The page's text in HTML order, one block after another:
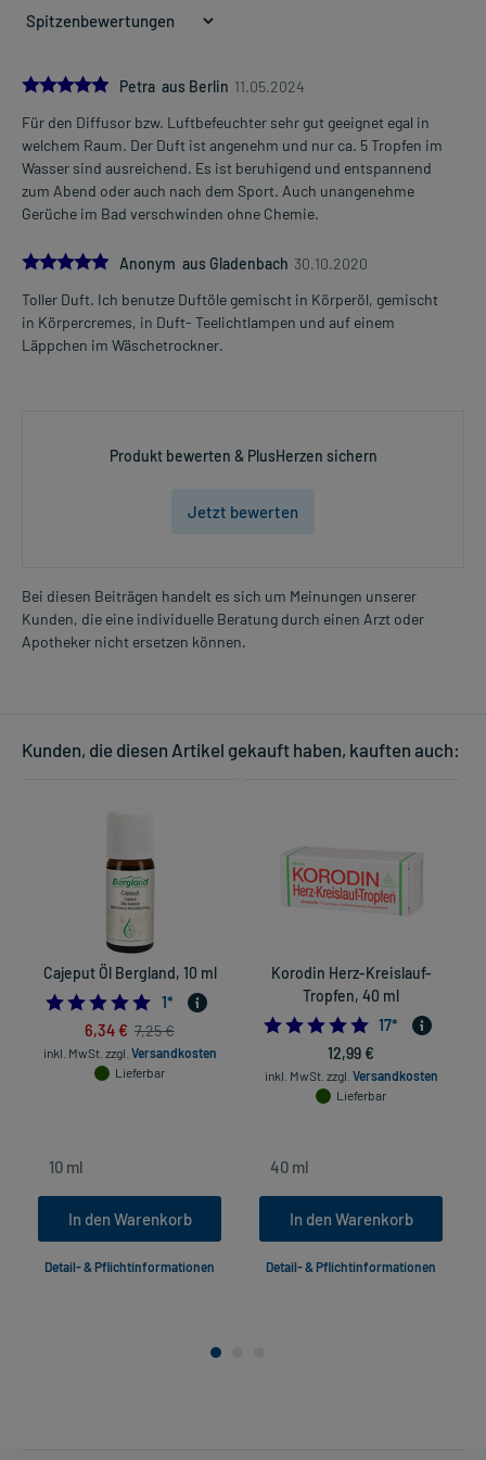
5.0
Petra aus Berlin 11.05.2024
Für den Diffusor bzw. Luftbefeuchter sehr gut geeignet egal in
welchem Raum. Der Duft ist angenehm und nur ca. 5 Tropfen im
Wasser sind ausreichend. Es ist beruhigend und entspannend
zum Abend oder auch nach dem Sport. Auch unangenehme
Gerüche im Bad verschwinden ohne Chemie.
5.0Anonym aus Gladenbach 30.10.2020
Toller Duft. Ich benutze Duftöle gemischt in Körperöl, gemischt
in Körpercremes, in Duft- Teelichtlampen und auf einem
Läppchen im Wäschetrockner.
Produkt bewerten & PlusHerzen sichern
Jetzt bewerten
Bei diesen Beiträgen handelt es sich um Meinungen unserer
Kunden, die eine individuelle Beratung durch einen Arzt oder
Apotheker nicht ersetzen können.
Kunden, die diesen Artikel gekauft haben, kauften auch:
Cajeput Öl Bergland, 10 ml
5.0
1*
6,34 € 7,25 €
inkl. MwSt. zzgl. Versandkosten
Lieferbar
In den Warenkorb
Detail- & Pflichtinformationen
Korodin Herz-Kreislauf-
Tropfen, 40 ml
5.0
17*
12,99 €
inkl. MwSt. zzgl. Versandkosten
Lieferbar
In den Warenkorb
Detail- & Pflichtinformationen